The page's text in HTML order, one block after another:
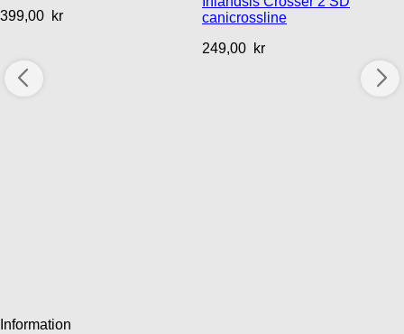
399,00 kr
canicrossline
249,00 kr
Information